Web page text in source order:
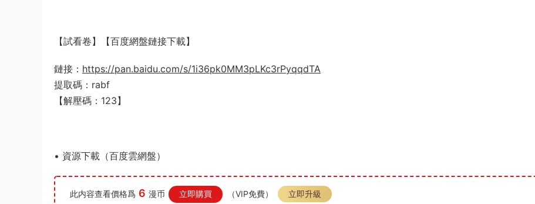
【試看卷】【百度網盤鏈接下載】
鏈接： https://pan.baidu.com/s/1i36pk0MM3pLKc3rPyqqdTA
提取碼：rabf
【解壓碼：123】
• 資源下載（百度雲網盤）
此内容查看價格爲 6 漫币 立即購買 （VIP免費） 立即升級